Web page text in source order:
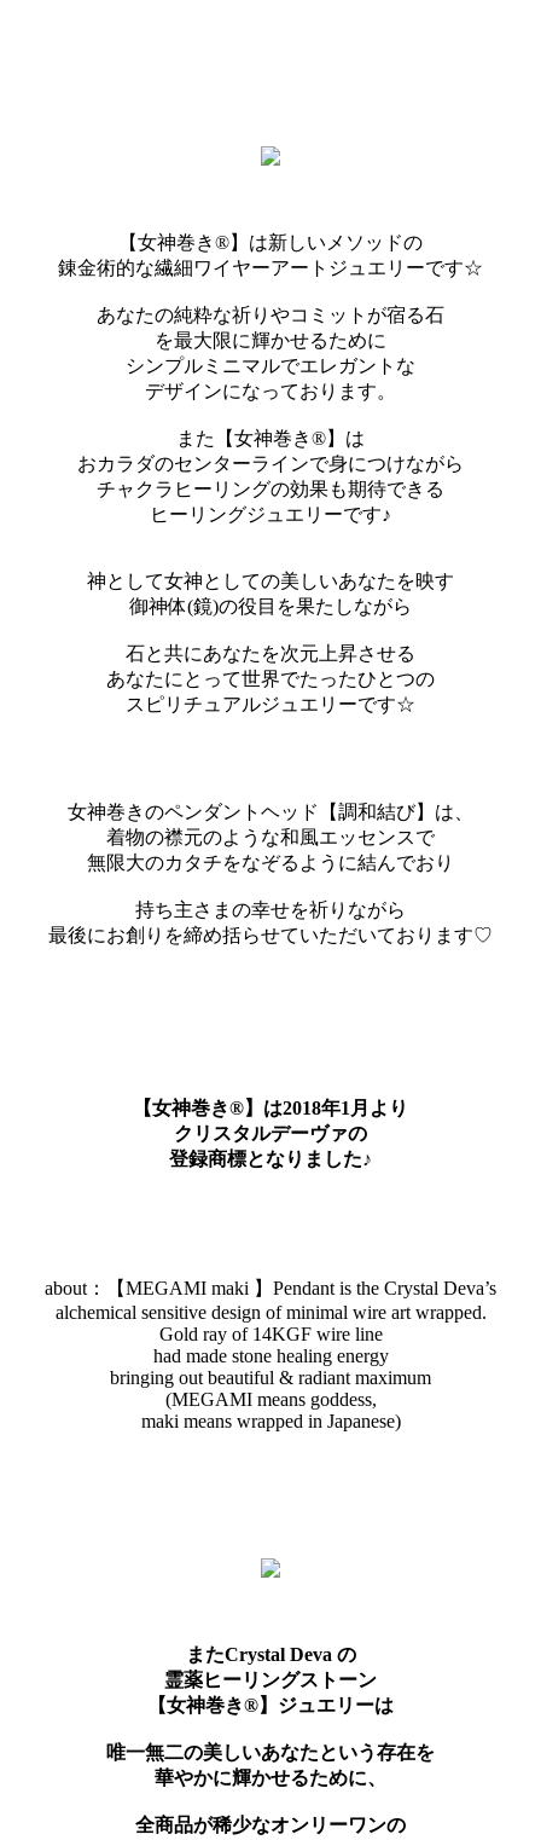
【女神巻き®】は新しいメソッドの
錬金術的な繊細ワイヤーアートジュエリーです☆
あなたの純粋な祈りやコミットが宿る石
を最大限に輝かせるために
シンプルミニマルでエレガントな
デザインになっております。
また【女神巻き®】は
おカラダのセンターラインで身につけながら
チャクラヒーリングの効果も期待できる
ヒーリングジュエリーです♪
神として女神としての美しいあなたを映す
御神体(鏡)の役目を果たしながら
石と共にあなたを次元上昇させる
あなたにとって世界でたったひとつの
スピリチュアルジュエリーです☆
女神巻きのペンダントヘッド【調和結び】は、
着物の襟元のような和風エッセンスで
無限大のカタチをなぞるように結んでおり
持ち主さまの幸せを祈りながら
最後にお創りを締め括らせていただいております♡
【女神巻き®】は2018年1月より
クリスタルデーヴァの
登録商標となりました♪
about：【MEGAMI maki 】Pendant is the Crystal Deva’s
alchemical sensitive design of minimal wire art wrapped.
Gold ray of 14KGF wire line
had made stone healing energy
bringing out beautiful & radiant maximum
(MEGAMI means goddess,
maki means wrapped in Japanese)
またCrystal Deva の
霊薬ヒーリングストーン
【女神巻き®】ジュエリーは
唯一無二の美しいあなたという存在を
華やかに輝かせるために、
全商品が稀少なオンリーワンの